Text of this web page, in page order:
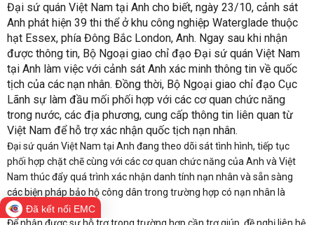
Đại sứ quán Việt Nam tại Anh cho biết, ngày 23/10, cảnh sát
Anh phát hiện 39 thi thể ở khu công nghiệp Waterglade thuộc
hạt Essex, phía Đông Bắc London, Anh. Ngay sau khi nhận
được thông tin, Bộ Ngoại giao chỉ đạo Đại sứ quán Việt Nam
tại Anh làm việc với cảnh sát Anh xác minh thông tin về quốc
tịch của các nạn nhân. Đồng thời, Bộ Ngoại giao chỉ đạo Cục
Lãnh sự làm đầu mối phối hợp với các cơ quan chức năng
trong nước, các địa phương, cung cấp thông tin liên quan từ
Việt Nam để hỗ trợ xác nhận quốc tịch nạn nhân.
Đại sứ quán Việt Nam tại Anh đang theo dõi sát tình hình, tiếp tục
phối hợp chặt chẽ cùng với các cơ quan chức năng của Anh và Việt
Nam thúc đẩy quá trình xác nhận danh tính nạn nhân và sẵn sàng
các biện pháp bảo hộ công dân trong trường hợp có nạn nhân là
công dân Việt Nam.
Đã kết nối EMC